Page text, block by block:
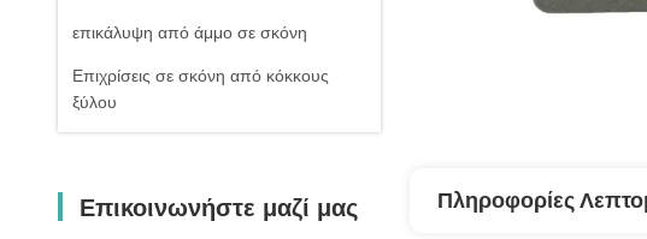
επικάλυψη από άμμο σε σκόνη
Επιχρίσεις σε σκόνη από κόκκους
ξύλου
Επικοινωνήστε μαζί μας Πληροφορίες